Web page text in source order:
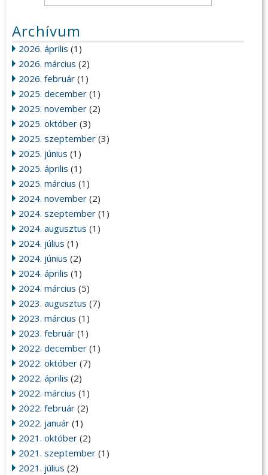
Archívum
2026. április (1)
2026. március (2)
2026. február (1)
2025. december (1)
2025. november (2)
2025. október (3)
2025. szeptember (3)
2025. június (1)
2025. április (1)
2025. március (1)
2024. november (2)
2024. szeptember (1)
2024. augusztus (1)
2024. július (1)
2024. június (2)
2024. április (1)
2024. március (5)
2023. augusztus (7)
2023. március (1)
2023. február (1)
2022. december (1)
2022. október (7)
2022. április (2)
2022. március (1)
2022. február (2)
2022. január (1)
2021. október (2)
2021. szeptember (1)
2021. július (2)